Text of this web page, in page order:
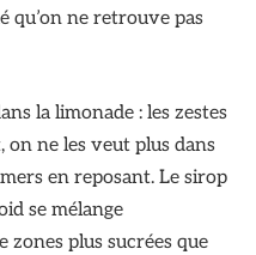
qu’on ne retrouve pas
la limonade : les zestes
on ne les veut plus dans
en reposant. Le sirop
se mélange
zones plus sucrées que